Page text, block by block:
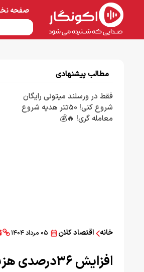
صفحه
مطالب پیشنهادی
فقط در ورسلند میتونی رایگان
شروع کنی! 50تتر هدیه شروع
معامله گری! 🔥💰
خانه اقتصاد کلان ۰۵ مرداد ۱۴۰۴
افزایش ۳۶درصدی هزینه خدمات به ازای تولید